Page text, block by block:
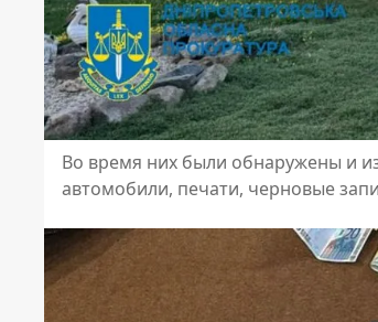
Во время них были обнаружены и
автомобили, печати, черновые